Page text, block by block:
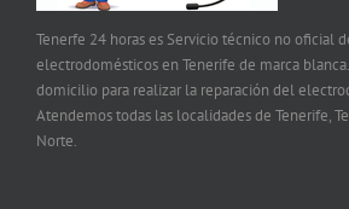
Tenerfe 24 horas es Servicio técnico no oficial
electrodomésticos en Tenerife de marca
domicilio para realizar la reparación del
Atendemos todas las localidades de Tenerife,
Norte.